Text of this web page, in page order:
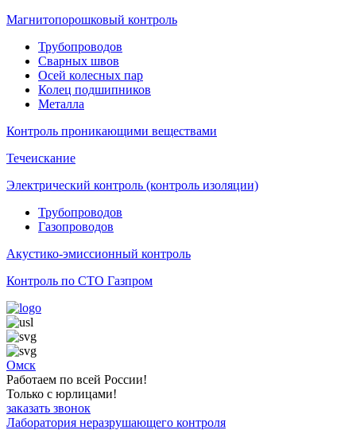
Магнитопорошковый контроль
Трубопроводов
Сварных швов
Осей колесных пар
Колец подшипников
Металла
Контроль проникающими веществами
Течеискание
Электрический контроль (контроль изоляции)
Трубопроводов
Газопроводов
Акустико-эмиссионный контроль
Контроль по СТО Газпром
Омск
Работаем по всей России!
Только с юрлицами!
заказать звонок
Лаборатория неразрушающего контроля